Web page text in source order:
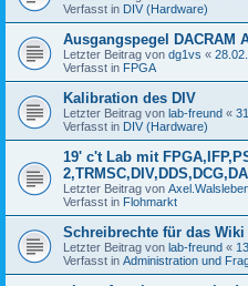
Verfasst in DIV (Hardware)
Ausgangspegel DACRAM
Letzter Beitrag von dg1vs «
Verfasst in FPGA
Kalibration des DIV
Letzter Beitrag von lab-freund «
Verfasst in DIV (Hardware)
19' c't Lab mit
Letzter Beitrag von
Verfasst in Flohmarkt
Schreibrechte für das
Letzter Beitrag von lab-freund «
Verfasst in Administration und